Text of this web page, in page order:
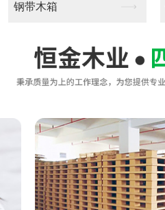
钢带木箱